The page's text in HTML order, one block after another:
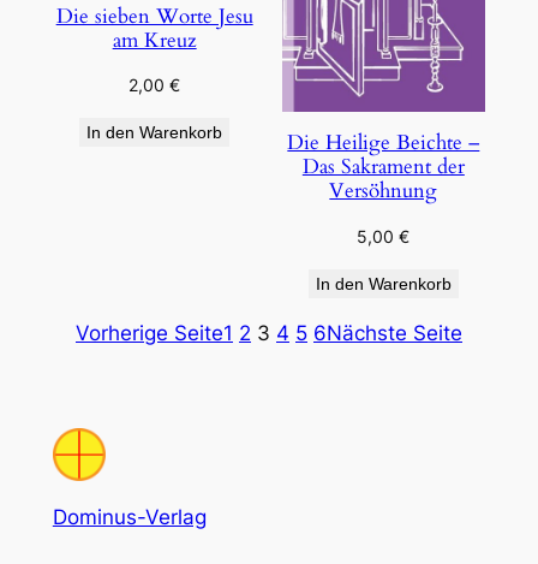
Die sieben Worte Jesu
am Kreuz
2,00€
In den Warenkorb
Die Heilige Beichte –
Das Sakrament der
Versöhnung
5,00€
In den Warenkorb
Vorherige Seite1 2 3 4 5 6Nächste Seite
Dominus-Verlag